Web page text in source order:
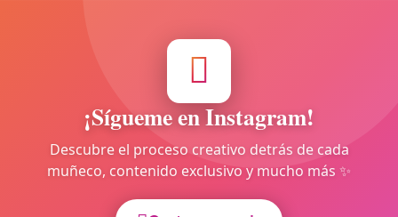
¡Sígueme en Instagram!
Descubre el proceso creativo detrás de cada
muñeco, contenido exclusivo y mucho más ✨